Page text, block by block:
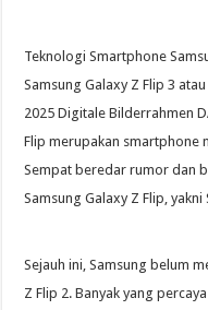
Teknologi Smartphone
Samsung Galaxy Z Flip 3
2025 Digitale Bilderrahmen
Flip merupakan smartphone
Sempat beredar rumor dan
Samsung Galaxy Z Flip,
Sejauh ini, Samsung belum
Z Flip 2. Banyak yang